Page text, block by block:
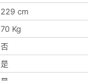
229 cm
70 Kg
否
是